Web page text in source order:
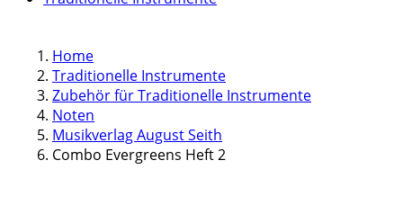
Home
Traditionelle Instrumente
Zubehör für Traditionelle Instrumente
Noten
Musikverlag August Seith
Combo Evergreens Heft 2